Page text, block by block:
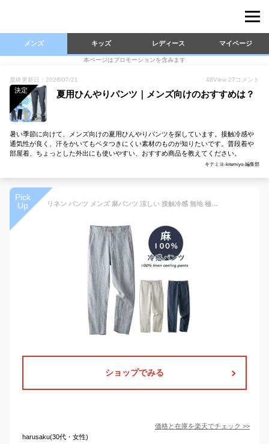
メンズ キッズ レディース マイページ
本ページはプロモーションを含みます
最終更新日：2026/07/21 48View 27 コメント
決定 夏用ひんやりパンツ｜メンズ向けのおすすめは？
暑い季節に向けて、メンズ向けの夏用ひんやりパンツを探しています。接触冷感や
通気性が良く、汗をかいてもベタつきにくい素材のものが知りたいです。普段着や
部屋着、ちょっとした外出にも使いやすい、おすすめ商品を教えてください。
キテミヨ-kitemiyo-編集部
Pick
Up
リネン パンツ メンズ 麻パンツ 涼しい 接触冷感 無地 極薄 夏 麻100％ パンツ 冷感 ゆったり ズボン ひんやり スラックス 薄い 通気 ファッション ロングパンツ 春 秋 ボトムス 日常 父の日 プレゼント カジュアル 涼しい ゆったり 通気性 柔らかい 快適 軽量 おしゃれ
ショップでみる
価格と在庫を楽天でチェック >>
harusaku(30代・女性)